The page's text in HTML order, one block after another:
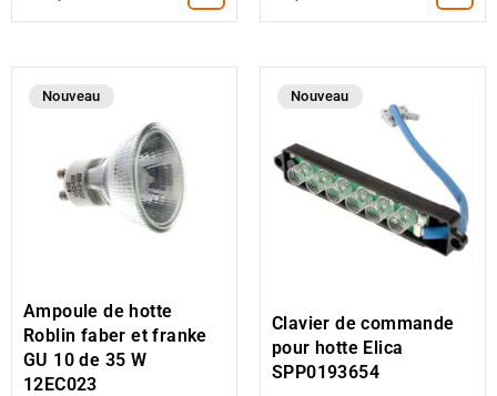
Nouveau
Ampoule de hotte
Roblin faber et franke
GU 10 de 35 W
12EC023
Nouveau
Clavier de commande
pour hotte Elica
SPP0193654